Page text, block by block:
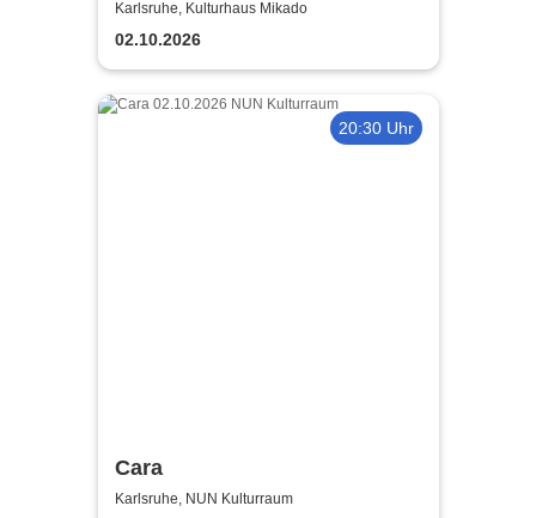
& Jazz-Klassiker
Karlsruhe, Kulturhaus Mikado
02.10.2026
20:30 Uhr
Cara
Karlsruhe, NUN Kulturraum